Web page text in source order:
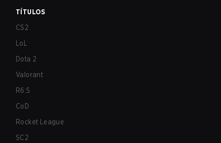
TÍTULOS
CS2
LoL
Dota 2
Valorant
R6:S
CoD
Rocket League
SC2